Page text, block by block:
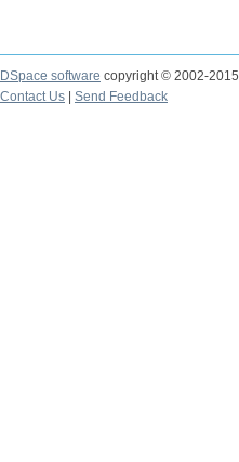
DSpace software copyright © 2002-2015
Contact Us
Send Feedback